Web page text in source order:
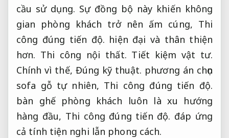
cầu sử dụng. Sự đồng bộ này khiến không
gian phòng khách trở nên ấm cúng, Thi
công đúng tiến độ. hiện đại và thân thiện
hơn. Thi công nội thất. Tiết kiệm vật tư.
Chính vì thế, Đúng kỹ thuật. phương án chọn
sofa gỗ tự nhiên, Thi công đúng tiến độ.
bàn ghế phòng khách luôn là xu hướng
hàng đầu, Thi công đúng tiến độ. đáp ứng
cả tính tiện nghi lẫn phong cách.